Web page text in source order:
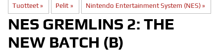
Tuotteet ‪» Pelit ‪» Nintendo Entertainment System (NES) ‪»
NES GREMLINS 2: THE
NEW BATCH (B)